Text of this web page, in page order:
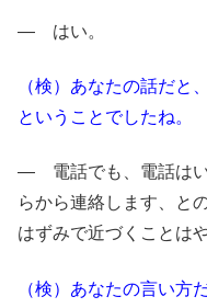
― はい。
（検）あなたの話だと
ということでしたね。
― 電話でも、電話はい
らから連絡します、と
はずみで近づくことは
（検）あなたの言い方